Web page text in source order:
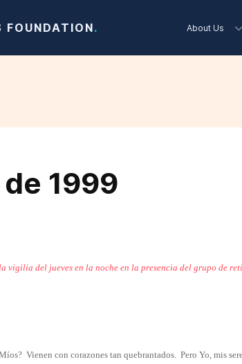
FOUNDATION. About Us
1999
vigilia del jueves en la noche en la presencia del grupo de
Vienen con corazones tan quebrantados. Pero Yo, mis